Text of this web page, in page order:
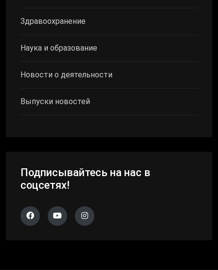
Здравоохранение
Наука и образование
Новости о деятельности
Выпуски новостей
Подписывайтесь на нас в
соцсетях!